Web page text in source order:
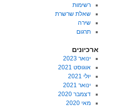
רשימות
שאלת שרשרת
שירה
תרגום
ארכיונים
ינואר 2023
אוגוסט 2021
יולי 2021
ינואר 2021
דצמבר 2020
מאי 2020